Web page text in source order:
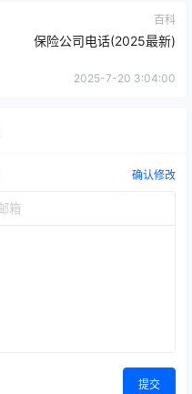
百科
保险公司电话(2025最新)
2025-7-20 3:04:00
确认修改
提交